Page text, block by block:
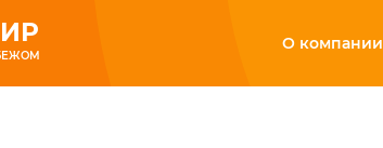
О компании